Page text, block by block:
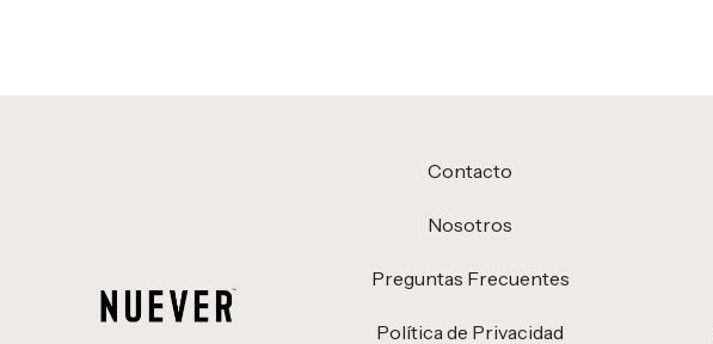
Contacto
Nosotros
Preguntas Frecuentes
Política de Privacidad